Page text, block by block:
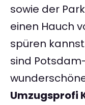
sowie der
einen Hauch
spüren
sind
Umzugsprofi